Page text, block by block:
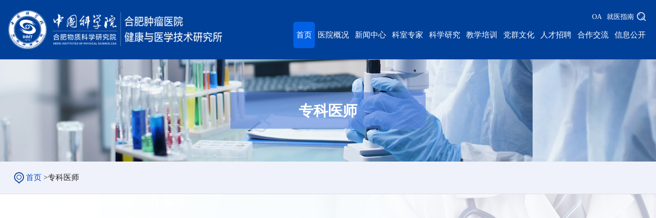
OA 就医指南
首页 医院概况 新闻中心 科室专家 科学研究 教学培训 党群文化 人才招聘 合作交流 信息公开
专科医师
首页 >专科医师